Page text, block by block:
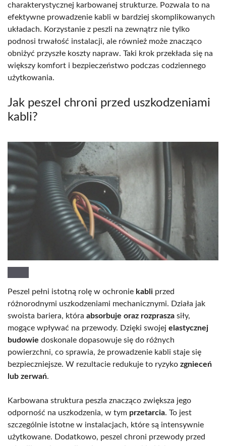
charakterystycznej karbowanej strukturze. Pozwala to na
efektywne prowadzenie kabli w bardziej skomplikowanych
układach. Korzystanie z peszli na zewnątrz nie tylko
podnosi trwałość instalacji, ale również może znacząco
obniżyć przyszłe koszty napraw. Taki krok przekłada się na
większy komfort i bezpieczeństwo podczas codziennego
użytkowania.
Jak peszel chroni przed uszkodzeniami
kabli?
Peszel pełni istotną rolę w ochronie kabli przed
różnorodnymi uszkodzeniami mechanicznymi. Działa jak
swoista bariera, która absorbuje oraz rozprasza siły,
mogące wpływać na przewody. Dzięki swojej elastycznej
budowie doskonale dopasowuje się do różnych
powierzchni, co sprawia, że prowadzenie kabli staje się
bezpieczniejsze. W rezultacie redukuje to ryzyko zgnieceń
lub zerwań.
Karbowana struktura peszla znacząco zwiększa jego
odporność na uszkodzenia, w tym przetarcia. To jest
szczególnie istotne w instalacjach, które są intensywnie
użytkowane. Dodatkowo, peszel chroni przewody przed